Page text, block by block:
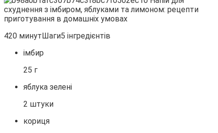
420 минутШаги5 інгредієнтів
імбир
25 г
яблука зелені
2 штуки
кориця